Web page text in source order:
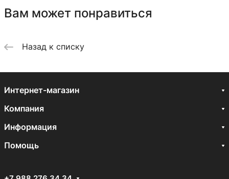
Вам может понравиться
Назад к списку
Интернет-магазин
Компания
Информация
Помощь